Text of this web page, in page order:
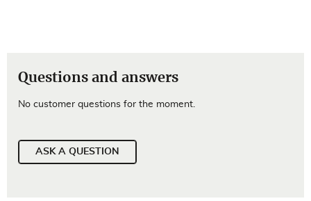
Questions and answers
No customer questions for the moment.
ASK A QUESTION